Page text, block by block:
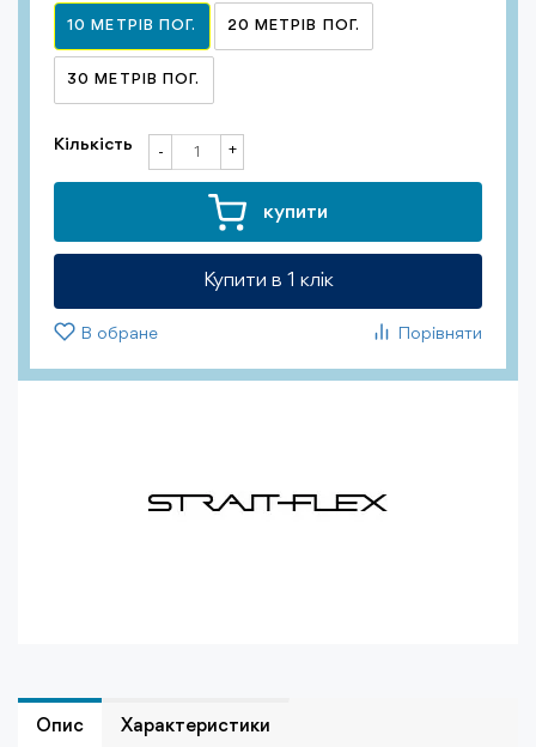
10 МЕТРІВ ПОГ. 20 МЕТРІВ ПОГ.
30 МЕТРІВ ПОГ.
Кількість +
-
купити
Купити в 1 клiк
Порівняти
В обране
Опис Характеристики